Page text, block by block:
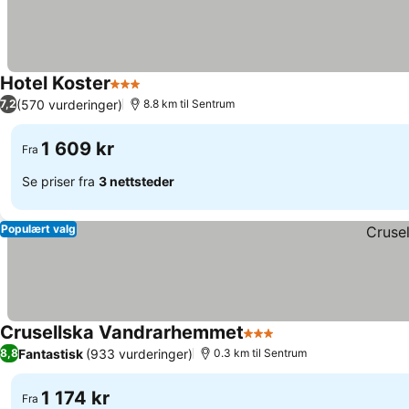
Hotel Koster3 Stjerner
7,2(570 vurderinger) 8.8 km til Sentrum
Fra 1 609 kr
Se priser fra 3 nettsteder
Populært valg
Crusellska Vandrarhemmet3 Stjerner
8,8Fantastisk (933 vurderinger) 0.3 km til Sentrum
Fra 1 174 kr